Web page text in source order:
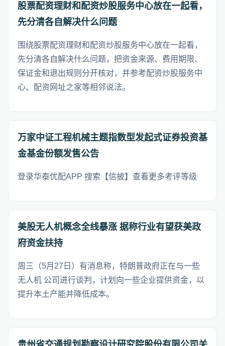
股票配资理财和配资炒股服务中心放在一起看，
先分清各自解决什么问题
围绕股票配资理财和配资炒股服务中心放在一起看，
先分清各自解决什么问题，把资金来源、费用期限、
保证金和退出规则分开核对，并参考配资炒股服务中
心、配资网址之家等相邻说法。
万家中证工程机械主题指数型发起式证券投资基
金基金份额发售公告
登录华泰优配APP 搜索【信披】查看更多考评等级
美股无人机概念全线暴涨 据称行业有望获美政
府资金扶持
周三（5月27日）有消息称，特朗普政府正在与一些
无人机 公司进行谈判，计划向一些企业提供资金，以
提升本土产能并降低成本。